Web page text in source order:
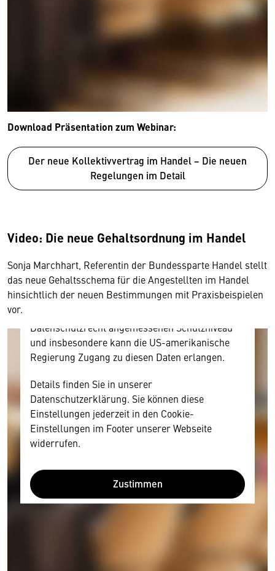
Download Präsentation zum Webinar:
Der neue Kollektivvertrag im Handel − Die neuen
Regelungen im Detail
Video: Die neue Gehaltsordnung im Handel
Sonja Marchhart, Referentin der Bundessparte Handel stellt
das neue Gehaltsschema für die Angestellten im Handel
hinsichtlich der neuen Bestimmungen mit Praxisbeispielen
vor.
Inhalt anzeigen. Dafür benötigen wir allerdings
personenbezogene technische Daten zu Geräten
und Nutzerverhalten mitunter mit US-
amerikanischen Anbietern austauscht.
Datenschutzrecht angemessenen Schutzniveau
und insbesondere kann die US-amerikanische
Regierung Zugang zu diesen Daten erlangen.
Details finden Sie in unserer
Datenschutzerklärung. Sie können diese
Einstellungen jederzeit in den Cookie-
Einstellungen im Footer unserer Webseite
widerrufen.
Zustimmen